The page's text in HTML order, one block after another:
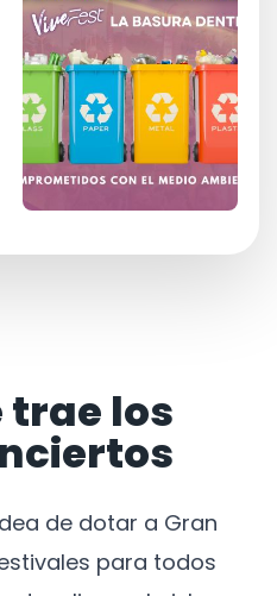
trae los
de dotar a Gran
para todos